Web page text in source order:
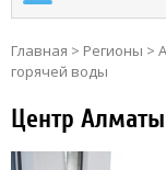
Главная > Регионы >
горячей воды
Центр Алматы